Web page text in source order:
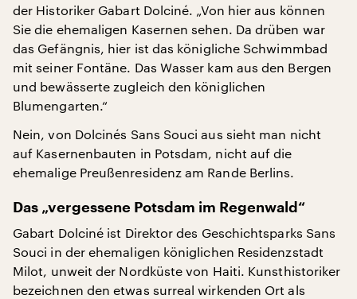
der Historiker Gabart Dolciné. „Von hier aus können
Sie die ehemaligen Kasernen sehen. Da drüben war
das Gefängnis, hier ist das königliche Schwimmbad
mit seiner Fontäne. Das Wasser kam aus den Bergen
und bewässerte zugleich den königlichen
Blumengarten.“
Nein, von Dolcinés Sans Souci aus sieht man nicht
auf Kasernenbauten in Potsdam, nicht auf die
ehemalige Preußenresidenz am Rande Berlins.
Das „vergessene Potsdam im Regenwald“
Gabart Dolciné ist Direktor des Geschichtsparks Sans
Souci in der ehemaligen königlichen Residenzstadt
Milot, unweit der Nordküste von Haiti. Kunsthistoriker
bezeichnen den etwas surreal wirkenden Ort als